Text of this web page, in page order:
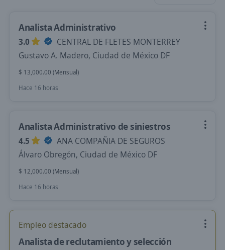
Analista Administrativo
3.0
CENTRAL DE FLETES MONTERREY
Gustavo A. Madero, Ciudad de México DF
$ 13,000.00 (Mensual)
Hace 16 horas
Analista Administrativo de siniestros
4.5
ANA COMPAÑIA DE SEGUROS
Álvaro Obregón, Ciudad de México DF
$ 12,000.00 (Mensual)
Hace 16 horas
Empleo destacado
Analista de reclutamiento y selección